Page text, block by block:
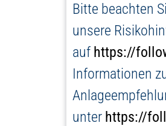
Bitte beachten
unsere
auf https://
Informationen
unter https://